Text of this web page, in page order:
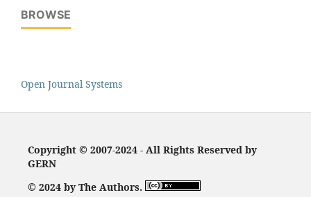
BROWSE
Open Journal Systems
Copyright © 2007-2024 - All Rights Reserved by
GERN
© 2024 by The Authors.